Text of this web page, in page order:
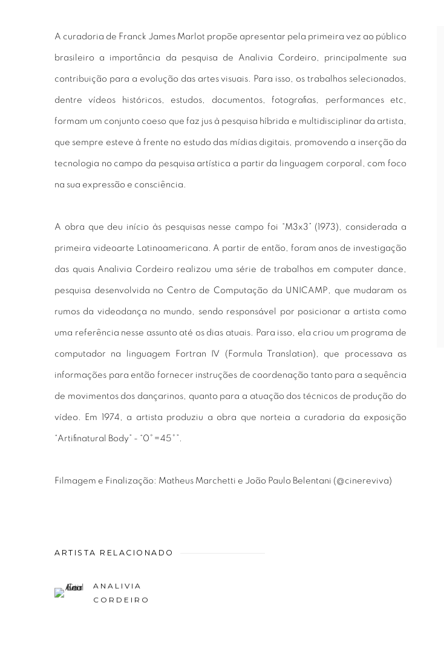
A curadoria de Franck James Marlot propõe apresentar pela primeira vez ao público
brasileiro a importância da pesquisa de Analivia Cordeiro, principalmente sua
contribuição para a evolução das artes visuais. Para isso, os trabalhos selecionados,
dentre vídeos históricos, estudos, documentos, fotografias, performances etc,
formam um conjunto coeso que faz jus à pesquisa híbrida e multidisciplinar da artista,
que sempre esteve à frente no estudo das mídias digitais, promovendo a inserção da
tecnologia no campo da pesquisa artística a partir da linguagem corporal, com foco
na sua expressão e consciência.
A obra que deu início às pesquisas nesse campo foi “M3x3” (1973), considerada a
primeira videoarte Latinoamericana. A partir de então, foram anos de investigação
das quais Analivia Cordeiro realizou uma série de trabalhos em computer dance,
pesquisa desenvolvida no Centro de Computação da UNICAMP, que mudaram os
rumos da videodança no mundo, sendo responsável por posicionar a artista como
uma referência nesse assunto até os dias atuais. Para isso, ela criou um programa de
computador na linguagem Fortran IV (Formula Translation), que processava as
informações para então fornecer instruções de coordenação tanto para a sequência
de movimentos dos dançarinos, quanto para a atuação dos técnicos de produção do
vídeo. Em 1974, a artista produziu a obra que norteia a curadoria da exposição
“Artifinatural Body” - “0°=45°”.
Filmagem e Finalização: Matheus Marchetti e João Paulo Belentani (@cinereviva)
ARTISTA RELACIONADO
ANALIVIA
CORDEIRO